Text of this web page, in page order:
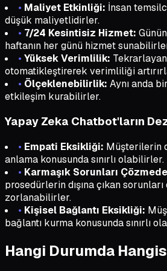
• Maliyet Etkinliği: İnsan
düşük maliyetlidirler.
• 7/24 Kesintisiz Hizmet:
haftanın her günü hizmet
• Yüksek Verimlilik:
otomatikleştirerek verimliliği
• Ölçeklenebilirlik: Aynı anda
etkileşim kurabilirler.
Yapay Zeka Chatbot'ların
• Empati Eksikliği: Müşterilerin
anlama konusunda sınırlı olabilirler.
• Karmaşık Sorunları
prosedürlerin dışına çıkan
zorlanabilirler.
• Kişisel Bağlantı Eksikliği:
bağlantı kurma konusunda sınırlı
Hangi Durumda